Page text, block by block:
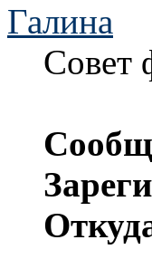
Галина
Совет